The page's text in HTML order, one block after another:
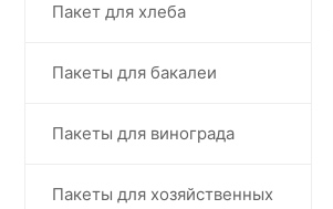
Пакет для хлеба
Пакеты для бакалеи
Пакеты для винограда
Пакеты для хозяйственных